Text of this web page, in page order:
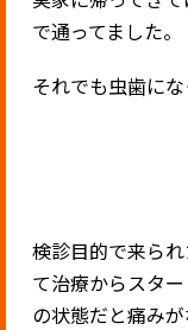
で通ってました。
それでも虫歯にな
検診目的で来ら
て治療からスタ
の状態だと痛み